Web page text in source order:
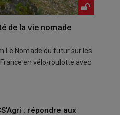
de la vie nomade
Le Nomade du futur sur les
en vélo-roulotte avec
: répondre aux